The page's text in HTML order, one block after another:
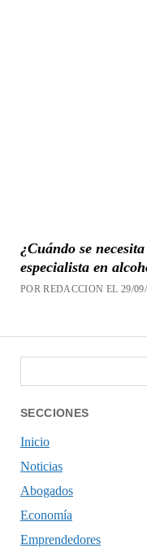
¿Cuándo se
especialista en
POR REDACCION EL 29/
SECCIONES
Inicio
Noticias
Abogados
Economía
Emprendedores